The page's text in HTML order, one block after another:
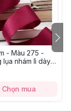
- Màu 275 -
lụa nhám lì dày
Chọn mua